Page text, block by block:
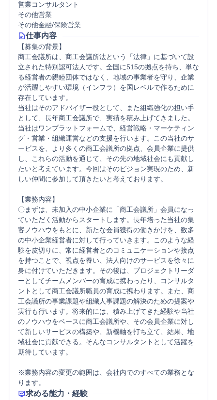
営業コンサルタント
その他営業
その他金融/保険営業
仕事内容
【募集の背景】
商工会議所は、商工会議所法という「法律」に基づいて設
立された特別認可法人です。全国に515の拠点を持ち、単な
る経営者の親睦団体ではなく、地域の事業者を守り、企業
が活躍しやすい環境（インフラ）を国レベルで作るために
存在しています。
当社はそのアドバイザー役として、また組織強化の担い手
として、長年商工会議所で、実績を積み上げてきました。
当社はワンプラットフォームで、経営戦略・マーケティン
グ・営業・組織運営などの支援を行います。この当社のサ
ービスを、より多くの商工会議所の拠点、会員企業に提供
し、これらの活動を通じて、その先の地域社会にも貢献し
たいと考えています。今回はそのビジョン実現のため、新
しい仲間に参加して頂きたいと考えております。
【業務内容】
〇まずは、未加入の中小企業に「商工会議所」会員になっ
ていただく活動からスタートします。長年培った当社の集
客ノウハウをもとに、新たな会員獲得の働きかけを、数多
の中小企業経営者に対して行っていきます。このような経
験を皮切りに、常に経営者とのコミュニケーションや接点
を持つことで、視点を養い、法人向けのサービスを徐々に
身に付けていただきます。その後は、プロジェクトリーダ
ーとしてチームメンバーの育成に携わったり、コンサルタ
ントとして商工会議所職員の育成に携わります。また、商
工会議所の事業課題や組織人事課題の解決のための提案や
実行も行います。将来的には、積み上げてきた経験や当社
のノウハウをベースに商工会議所や、その会員企業に対し
て新しいサービスの構築や、新機軸を打ち立て、結果、地
域社会に貢献できる。そんなコンサルタントとして活躍を
期待しています。
※業務内容の変更の範囲は、会社内でのすべての業務とな
ります。
求める能力・経験